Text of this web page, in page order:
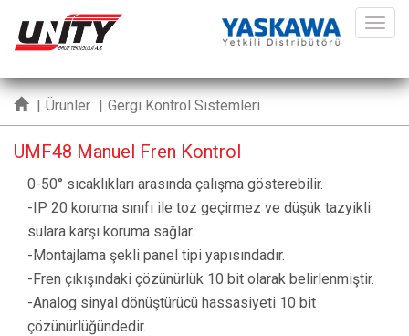
| Ürünler | Gergi Kontrol Sistemleri
UMF48 Manuel Fren Kontrol
0-50° sıcaklıkları arasında çalışma gösterebilir.
-IP 20 koruma sınıfı ile toz geçirmez ve düşük tazyikli
sulara karşı koruma sağlar.
-Montajlama şekli panel tipi yapısındadır.
-Fren çıkışındaki çözünürlük 10 bit olarak belirlenmiştir.
-Analog sinyal dönüştürücü hassasiyeti 10 bit
çözünürlüğündedir.